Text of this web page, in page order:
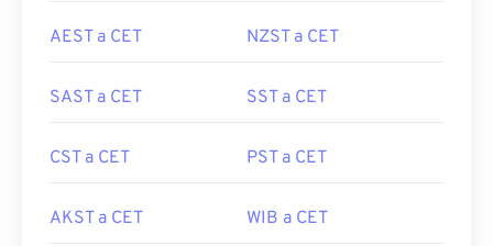
AEST a CET NZST a CET
SAST a CET SST a CET
CST a CET PST a CET
AKST a CET WIB a CET